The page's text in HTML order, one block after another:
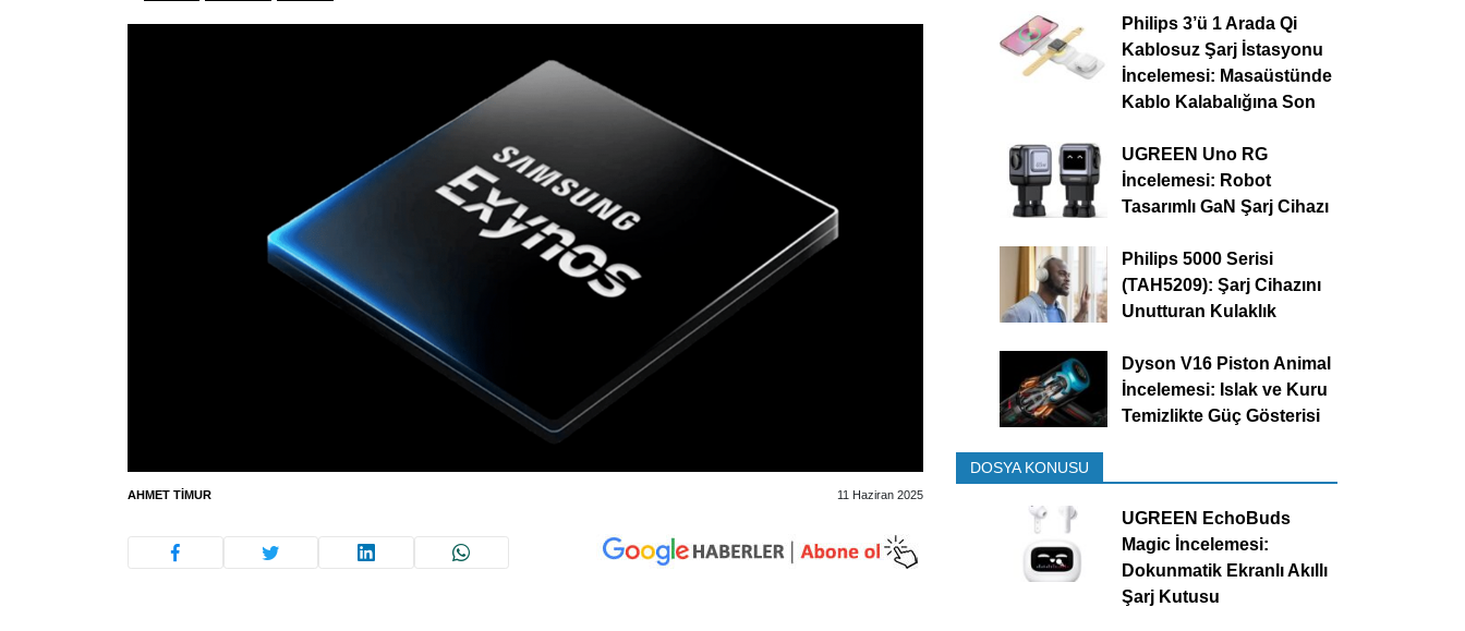
AHMET TIMUR 11 Haziran 2025
Philips 3’ü 1 Arada Qi
Kablosuz Şarj İstasyonu
İncelemesi: Masaüstünde
Kablo Kalabalığına Son
UGREEN Uno RG
İncelemesi: Robot
Tasarımlı GaN Şarj Cihazı
Philips 5000 Serisi
(TAH5209): Şarj Cihazını
Unutturan Kulaklık
Dyson V16 Piston Animal
İncelemesi: Islak ve Kuru
Temizlikte Güç Gösterisi
DOSYA KONUSU
UGREEN EchoBuds
Magic İncelemesi:
Dokunmatik Ekranlı Akıllı
Şarj Kutusu